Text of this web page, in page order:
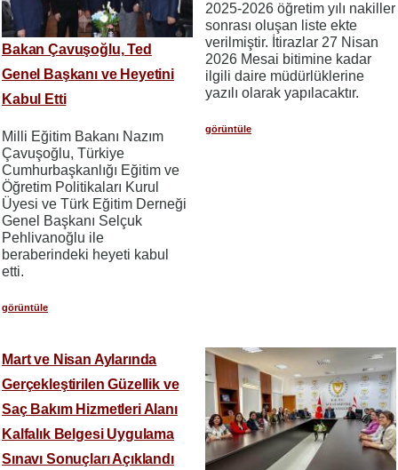
Bakan Çavuşoğlu, Ted
Genel Başkanı ve Heyetini
Kabul Etti
Milli Eğitim Bakanı Nazım
Çavuşoğlu, Türkiye
Cumhurbaşkanlığı Eğitim ve
Öğretim Politikaları Kurul
Üyesi ve Türk Eğitim Derneği
Genel Başkanı Selçuk
Pehlivanoğlu ile
beraberindeki heyeti kabul
etti.
görüntüle
2025-2026 öğretim yılı nakiller
sonrası oluşan liste ekte
verilmiştir. İtirazlar 27 Nisan
2026 Mesai bitimine kadar
ilgili daire müdürlüklerine
yazılı olarak yapılacaktır.
görüntüle
Mart ve Nisan Aylarında
Gerçekleştirilen Güzellik ve
Saç Bakım Hizmetleri Alanı
Kalfalık Belgesi Uygulama
Sınavı Sonuçları Açıklandı